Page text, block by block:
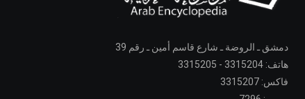
دمشق ـ الروضة ـ شارع قاسم أمين ـ رقم 39
هاتف: 3315204 - 3315205
فاكس: 3315207